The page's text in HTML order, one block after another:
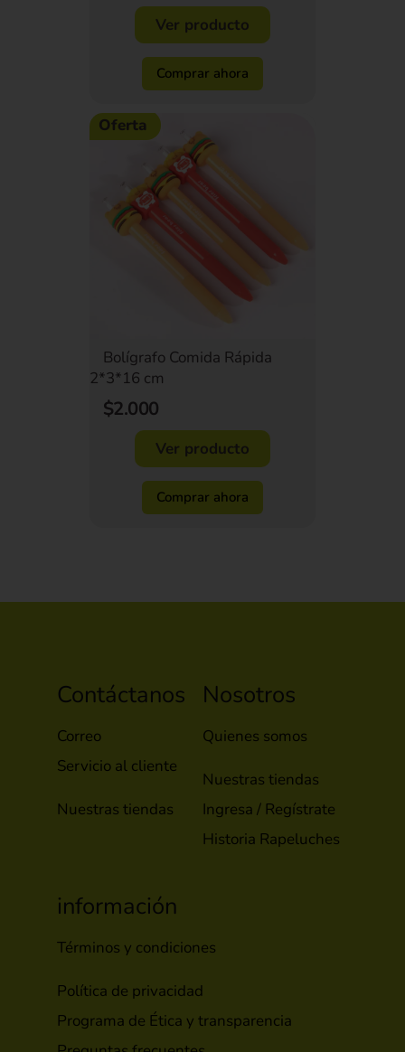
Ver producto
Comprar ahora
Oferta
Bolígrafo Comida Rápida
2*3*16 cm
$2.000
Ver producto
Comprar ahora
Contáctanos
Correo
Servicio al cliente
Nuestras tiendas
Nosotros
Quienes somos
Nuestras tiendas
Ingresa / Regístrate
Historia Rapeluches
información
Términos y condiciones
Política de privacidad
Programa de Ética y transparencia